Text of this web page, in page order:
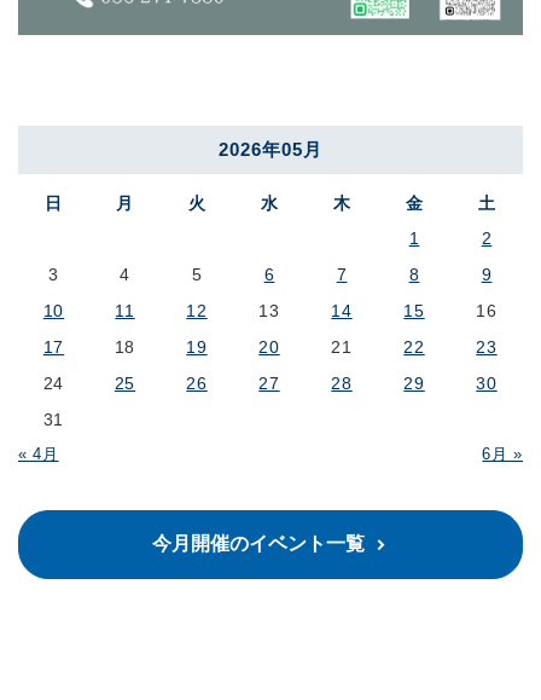
2026年05月
日 月 火 水 木 金 土
« 4月 6月 »
1
2
3
4 5 6 7 8
9
10
11 12 13 14 15
16
17
18 19 20 21 22
23
24
25 26 27 28 29
30
31
今月開催のイベント一覧